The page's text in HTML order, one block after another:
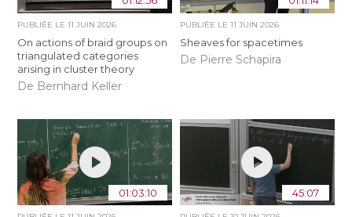
PUBLIÉE LE11 JUIN 2026
On actions of braid groups on
triangulated categories
arising in cluster theory
De Bernhard Keller
PUBLIÉE LE 11 JUIN 2026
Sheaves for spacetimes
De Pierre Schapira
01:03:10 45:07